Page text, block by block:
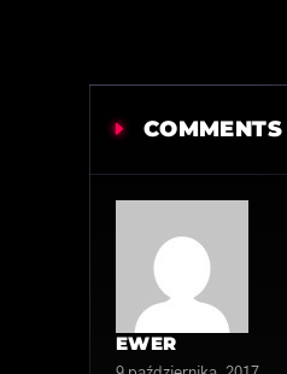
COMMENTS
EWER